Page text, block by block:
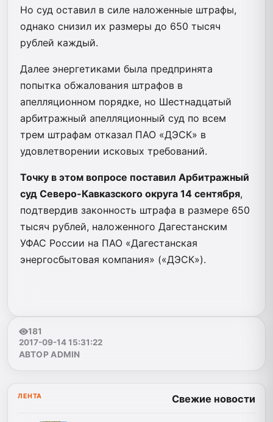
Но суд оставил в силе наложенные штрафы,
однако снизил их размеры до 650 тысяч
рублей каждый.
Далее энергетиками была предпринята
попытка обжалования штрафов в
апелляционном порядке, но Шестнадцатый
арбитражный апелляционный суд по всем
трем штрафам отказал ПАО «ДЭСК» в
удовлетворении исковых требований.
Точку в этом вопросе поставил Арбитражный
суд Северо-Кавказского округа 14 сентября,
подтвердив законность штрафа в размере 650
тысяч рублей, наложенного Дагестанским
УФАС России на ПАО «Дагестанская
энергосбытовая компания» («ДЭСК»).
181
2017-09-14 15:31:22
АВТОР ADMIN
ЛЕНТА Свежие новости